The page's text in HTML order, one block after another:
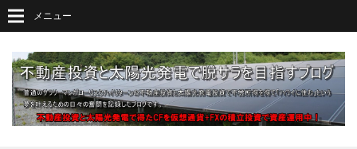
メニュー